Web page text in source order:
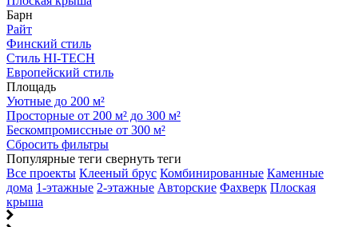
Барн
Райт
Финский стиль
Стиль HI-TECH
Европейский стиль
Площадь
Уютные до 200 м²
Просторные от 200 м² до 300 м²
Бескомпромиссные от 300 м²
Сбросить фильтры
Популярные теги свернуть теги
Все проекты Клееный брус Комбинированные Каменные
дома 1-этажные 2-этажные Авторские Фахверк Плоская
крыша